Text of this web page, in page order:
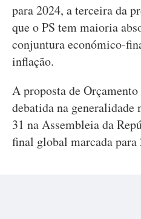
para 2024, a terceira da
que o PS tem maioria
conjuntura económico-
inflação.
A proposta de
debatida na generalidade
31 na Assembleia da
final global marcada para